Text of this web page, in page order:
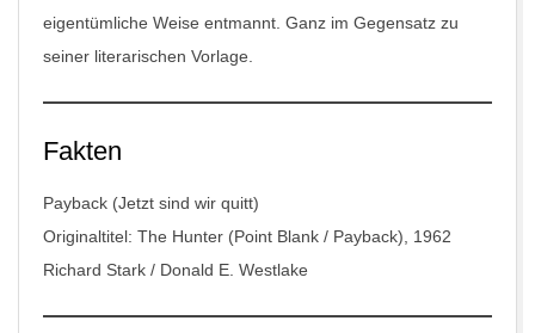
eigentümliche Weise entmannt. Ganz im Gegensatz zu
seiner literarischen Vorlage.
Fakten
Payback (Jetzt sind wir quitt)
Originaltitel: The Hunter (Point Blank / Payback), 1962
Richard Stark / Donald E. Westlake